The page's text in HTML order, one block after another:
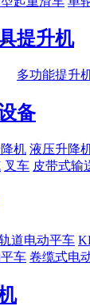
提升机
多功能提升
备
机 液压升降
叉车 皮带式输
道电动平车
车 卷缆式电